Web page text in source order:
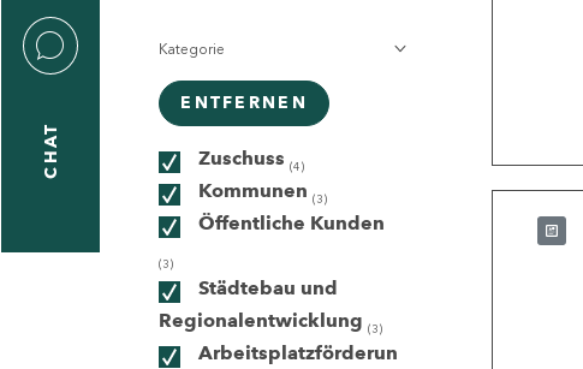
CHAT
Kategorie
ENTFERNEN
Zuschuss (4)
Kommunen (3)
Öffentliche Kunden
(3)
Städtebau und
Regionalentwicklung (3)
Arbeitsplatzförderun